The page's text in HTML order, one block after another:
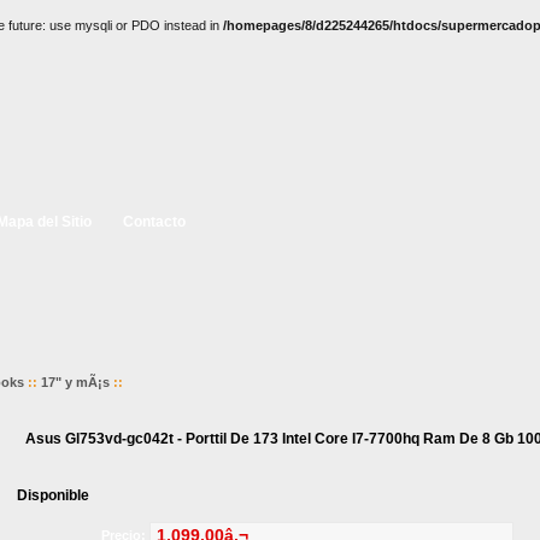
future: use mysqli or PDO instead in /homepages/8/d225244265/htdocs/
:: 17" y mÃ¡s ::
Asus Gl753vd-gc042t - Porttil De 173 Intel Core I7-7700hq Ram De 8 Gb
Disponible
1,099.00â‚¬